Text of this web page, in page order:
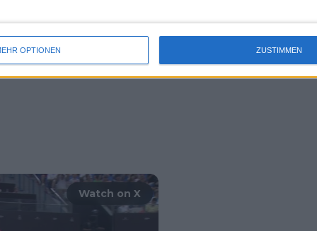
OPTIONEN ZUSTIMMEN
Watch on X